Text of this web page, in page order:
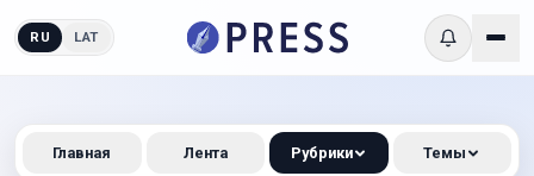
RU LAT
Главная Лента Рубрики Темы